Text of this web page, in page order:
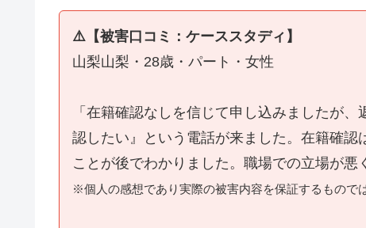
⚠️【被害口コミ：ケーススタディ】
山梨山梨・28歳・パート・女性
「在籍確認なしを信じて申し込みましたが
認したい』という電話が来ました。在籍確
ことが後でわかりました。職場での立場が悪
※個人の感想であり実際の被害内容を保証するもので